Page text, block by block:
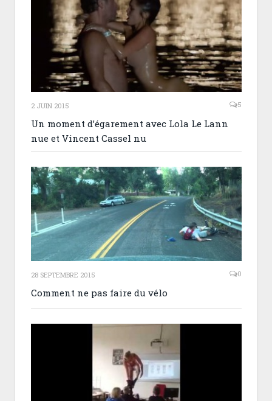
2 JUIN 2015 5
Un moment d’égarement avec Lola Le Lann
nue et Vincent Cassel nu
28 SEPTEMBRE 2015 0
Comment ne pas faire du vélo